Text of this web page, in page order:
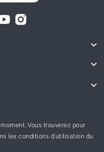



Vous trouverez pour
les conditions d'utilisation du